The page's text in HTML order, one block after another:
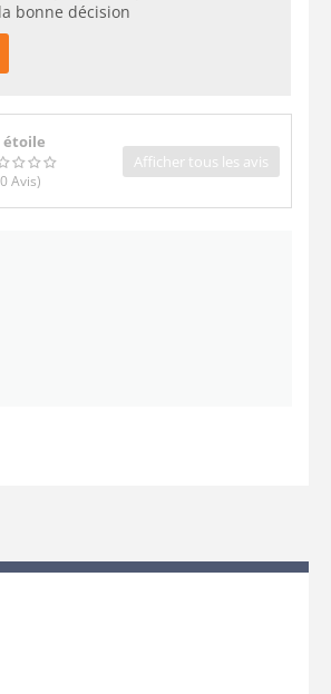
bonne décision
étoile
Avis)
Afficher tous les avis